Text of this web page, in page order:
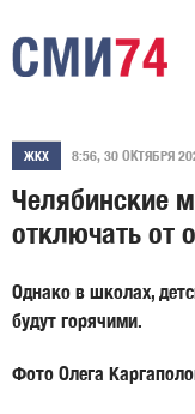
ЖКХ 8:56, 30 ОКТЯБРЯ
Челябинские
отключать от
Однако в школах,
будут горячими.
Фото Олега